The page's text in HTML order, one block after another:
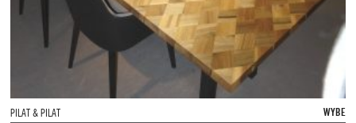
PILAT & PILAT WYBE